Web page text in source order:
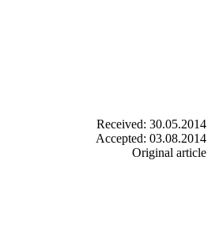
Received: 30.05.2014
Accepted: 03.08.2014
Original article